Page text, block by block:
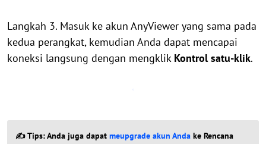
Langkah 3. Masuk ke akun AnyViewer yang sama pada
kedua perangkat, kemudian Anda dapat mencapai
koneksi langsung dengan mengklik Kontrol satu-klik.
✍ Tips: Anda juga dapat meupgrade akun Anda ke Rencana